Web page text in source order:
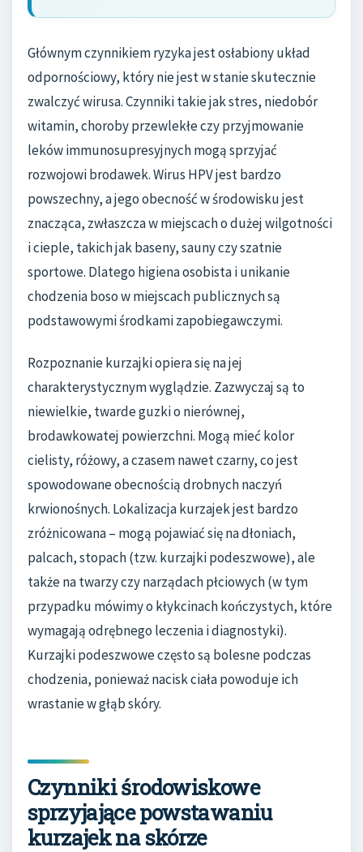
Głównym czynnikiem ryzyka jest osłabiony układ
odpornościowy, który nie jest w stanie skutecznie
zwalczyć wirusa. Czynniki takie jak stres, niedobór
witamin, choroby przewlekłe czy przyjmowanie
leków immunosupresyjnych mogą sprzyjać
rozwojowi brodawek. Wirus HPV jest bardzo
powszechny, a jego obecność w środowisku jest
znacząca, zwłaszcza w miejscach o dużej wilgotności
i cieple, takich jak baseny, sauny czy szatnie
sportowe. Dlatego higiena osobista i unikanie
chodzenia boso w miejscach publicznych są
podstawowymi środkami zapobiegawczymi.
Rozpoznanie kurzajki opiera się na jej
charakterystycznym wyglądzie. Zazwyczaj są to
niewielkie, twarde guzki o nierównej,
brodawkowatej powierzchni. Mogą mieć kolor
cielisty, różowy, a czasem nawet czarny, co jest
spowodowane obecnością drobnych naczyń
krwionośnych. Lokalizacja kurzajek jest bardzo
zróżnicowana – mogą pojawiać się na dłoniach,
palcach, stopach (tzw. kurzajki podeszwowe), ale
także na twarzy czy narządach płciowych (w tym
przypadku mówimy o kłykcinach kończystych, które
wymagają odrębnego leczenia i diagnostyki).
Kurzajki podeszwowe często są bolesne podczas
chodzenia, ponieważ nacisk ciała powoduje ich
wrastanie w głąb skóry.
Czynniki środowiskowe
sprzyjające powstawaniu
kurzajek na skórze